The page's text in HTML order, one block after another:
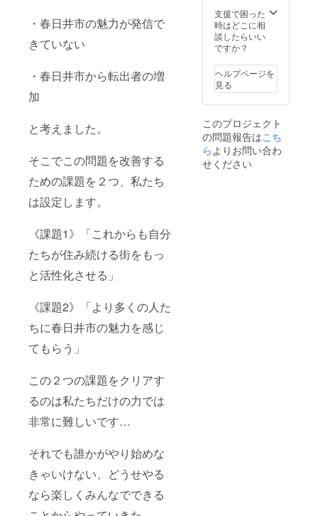
・春日井市の魅力が発信で
きていない
・春日井市から転出者の増
加
と考えました。
そこでこの問題を改善する
ための課題を２つ、私たち
は設定します。
《課題1》「これからも自分
たちが住み続ける街をもっ
と活性化させる」
《課題2》「より多くの人た
ちに春日井市の魅力を感じ
てもらう」
この２つの課題をクリアす
るのは私たちだけの力では
非常に難しいです…
それでも誰かがやり始めな
きゃいけない、どうせやる
なら楽しくみんなでできる
判断し
た名称
につい
ては掲
ない場
りま
す。
につい
て】
掲載期
間：
5月7日
からイ
ベント
が存続
り 掲
載方
法：文
字の
み、ロ
・ホー
ムペー
ジお名
前掲載
て 掲
載期
間：
2024年
からイ
ベント
が存続
する限
り 掲
ん。サ
イズ、
性別が
お選び
けます)
また本
リター
ンのみ
とし
て、か
すがい
郡上踊
りの報
支援で困った
時はどこに相
談したらいい
ですか？
ヘルプページを
見る
このプロジェクト
の問題報告はこち
らよりお問い合わ
せください